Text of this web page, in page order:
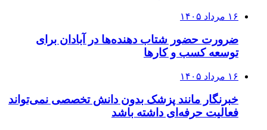
۱۶ مرداد ۱۴۰۵
ضرورت حضور شتاب ‌دهنده‌ها در آبادان برای
توسعه کسب‌ و کارها
۱۶ مرداد ۱۴۰۵
خبرنگار مانند پزشک بدون دانش تخصصی نمی‌تواند
فعالیت حرفه‌ای داشته باشد